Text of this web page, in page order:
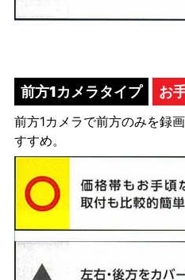
前方1カメラタイプ お
前方1カメラで前方のみを録
すすめ。